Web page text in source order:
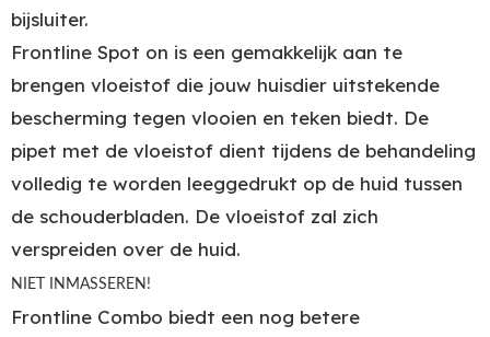
bijsluiter.
Frontline Spot on is een gemakkelijk aan te
brengen vloeistof die jouw huisdier uitstekende
bescherming tegen vlooien en teken biedt. De
pipet met de vloeistof dient tijdens de behandeling
volledig te worden leeggedrukt op de huid tussen
de schouderbladen. De vloeistof zal zich
verspreiden over de huid.
NIET INMASSEREN!
Frontline Combo biedt een nog betere